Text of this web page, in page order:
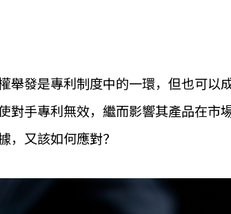
智
財
權
顧
問
利
舉發是專利制度中的一環，但也可以
對手專利無效，繼而影響其產品在市
，又該如何應對？